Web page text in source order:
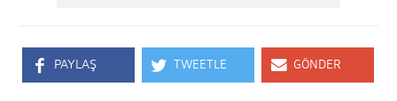
PAYLAŞ TWEETLE GÖNDER